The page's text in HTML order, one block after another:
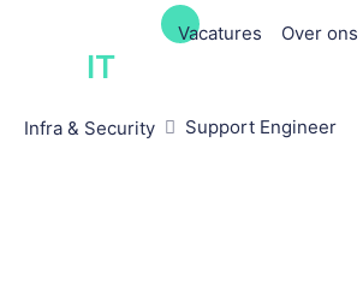
Vacatures Over ons
IT
Infra & Security Support Engineer